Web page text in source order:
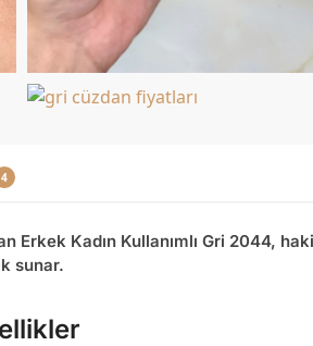
4
Erkek Kadın Kullanımlı Gri 2044,
sunar.